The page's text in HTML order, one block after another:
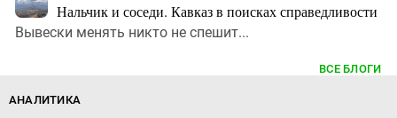
Нальчик и соседи. Кавказ в поисках справедливости
Вывески менять никто не спешит...
ВСЕ БЛОГИ
АНАЛИТИКА